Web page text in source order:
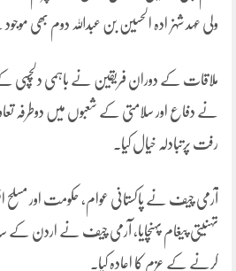
ولی عہد شہزادہ الحسین بن عبداللہ دوم بھی موجود
ملاقات کے دوران فریقین نے باہمی دلچسپی کے
نے دفاع اور سلامتی کے شعبوں میں دوطرفہ
رفت پرتبادلہ خیال کیا۔
آرمی چیف نے پاکستانی عوام، حکومت اور
تہنیتی پیغام پہنچایا، آرمی چیف نے اردن کے
کرنے کے عزم کا اعادہ کیا۔